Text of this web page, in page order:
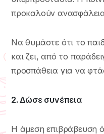
προκαλούν
Να θυμάστε ότι το
και ζει, από το
προσπάθεια για να
2. Δώσε συνέπεια
Η άμεση επιβράβευση